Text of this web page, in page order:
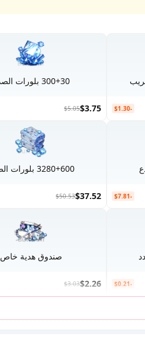
-$1.30
300+30 بلورات الصدع
$3.75
$5.05
-$7.81
3280+600 بلورات الصدع
$37.52
$50.53
-$0.21
صندوق هدية خاص
$2.26
$3.03